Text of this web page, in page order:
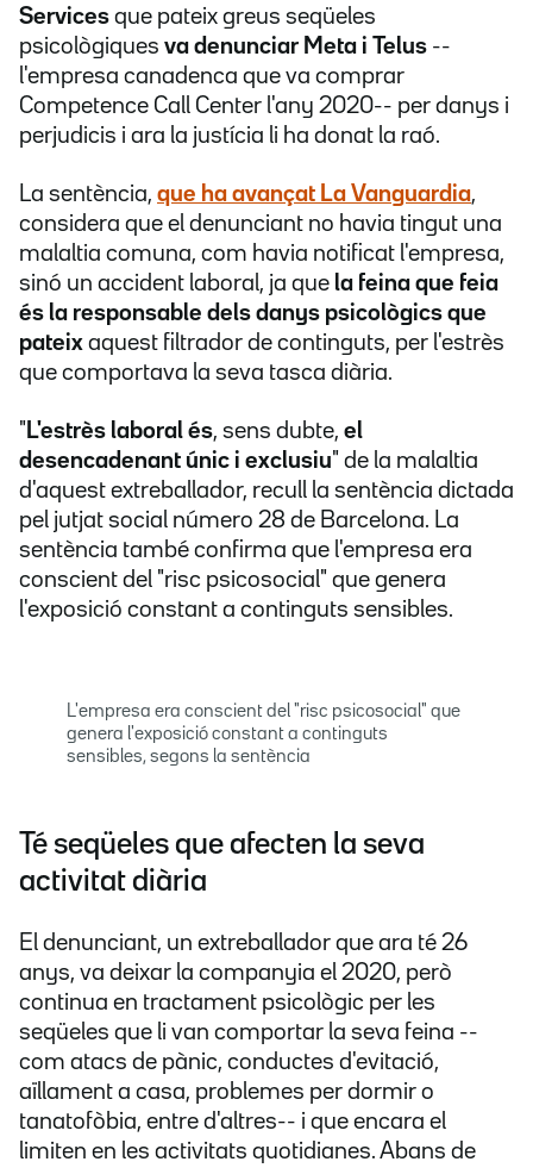
Services que pateix greus seqüeles
psicològiques va denunciar Meta i Telus --
l'empresa canadenca que va comprar
Competence Call Center l'any 2020-- per danys i
perjudicis i ara la justícia li ha donat la raó.
La sentència, que ha avançat La Vanguardia,
considera que el denunciant no havia tingut una
malaltia comuna, com havia notificat l'empresa,
sinó un accident laboral, ja que la feina que feia
és la responsable dels danys psicològics que
pateix aquest filtrador de continguts, per l'estrès
que comportava la seva tasca diària.
" L'estrès laboral és, sens dubte, el
desencadenant únic i exclusiu" de la malaltia
d'aquest extreballador, recull la sentència dictada
pel jutjat social número 28 de Barcelona. La
sentència també confirma que l'empresa era
conscient del "risc psicosocial" que genera
l'exposició constant a continguts sensibles.
L'empresa era conscient del "risc psicosocial" que
genera l'exposició constant a continguts
sensibles, segons la sentència
Té seqüeles que afecten la seva
activitat diària
El denunciant, un extreballador que ara té 26
anys, va deixar la companyia el 2020, però
continua en tractament psicològic per les
seqüeles que li van comportar la seva feina --
com atacs de pànic, conductes d'evitació,
aïllament a casa, problemes per dormir o
tanatofòbia, entre d'altres-- i que encara el
limiten en les activitats quotidianes. Abans de